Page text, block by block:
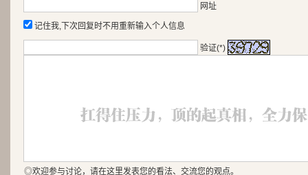
网址
记住我,下次回复时不用重新输入个人信息
验证(*)
◎欢迎参与讨论，请在这里发表您的看法、交流您的观点。